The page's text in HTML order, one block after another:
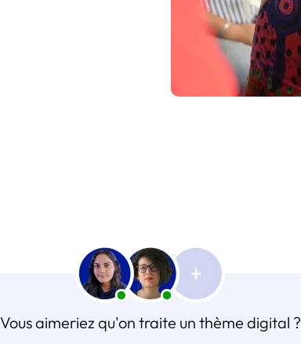
Vous aimeriez qu'on traite un thème digital ?